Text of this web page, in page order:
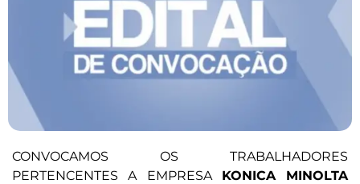
CONVOCAMOS OS TRABALHADORES
PERTENCENTES A EMPRESA KONICA MINOLTA